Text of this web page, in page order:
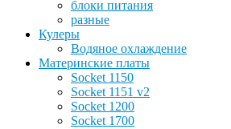
блоки питания
разные
Кулеры
Водяное охлаждение
Материнские платы
Socket 1150
Socket 1151 v2
Socket 1200
Socket 1700